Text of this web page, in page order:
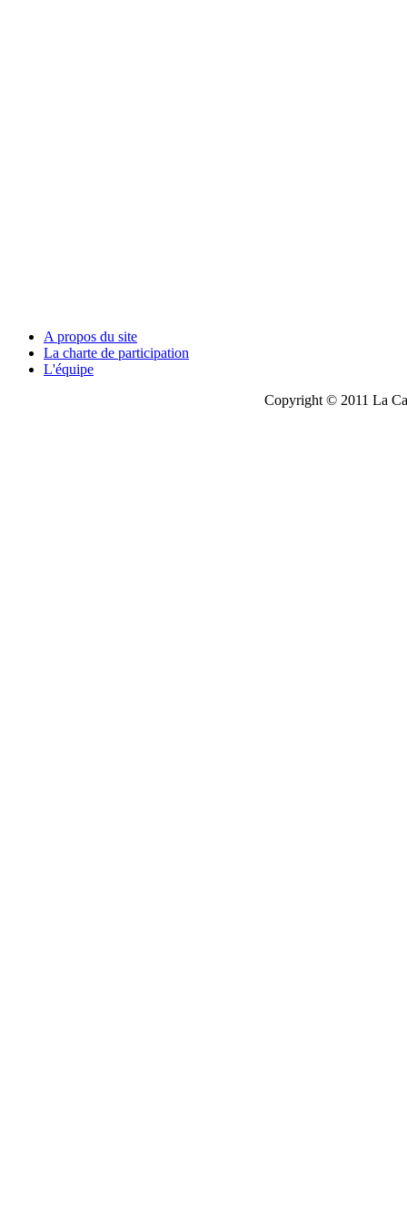
A propos du site
La charte de participation
L'équipe
Copyright © 2011 La